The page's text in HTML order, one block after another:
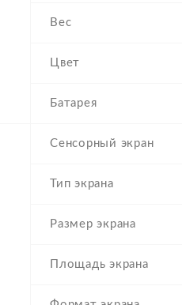
Вес
Цвет
Батарея
Сенсорный экран
Тип экрана
Размер экрана
Площадь экрана